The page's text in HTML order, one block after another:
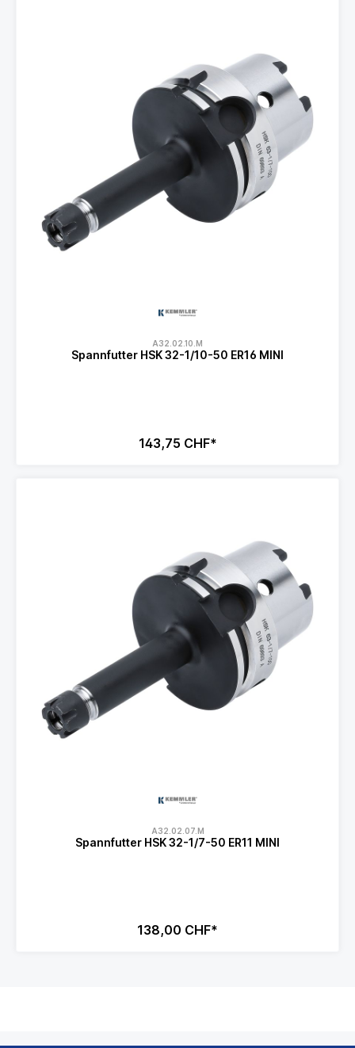
A32.02.10.M
Spannfutter HSK 32-1/10-50 ER16 MINI
143,75 CHF*
A32.02.07.M
Spannfutter HSK 32-1/7-50 ER11 MINI
138,00 CHF*